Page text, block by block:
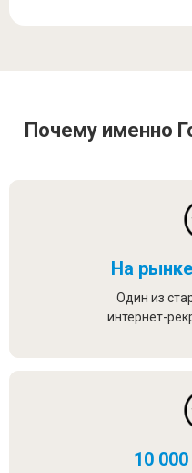
Почему именно
На
Один из
интернет-
10